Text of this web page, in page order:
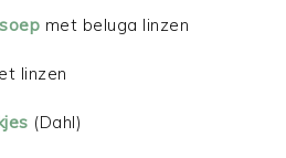
met beluga linzen
linzen
(Dahl)